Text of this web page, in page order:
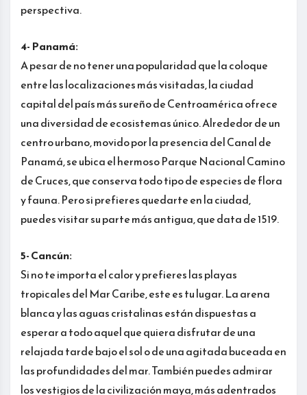
perspectiva.
4- Panamá:
A pesar de no tener una popularidad que la coloque
entre las localizaciones más visitadas, la ciudad
capital del país más sureño de Centroamérica ofrece
una diversidad de ecosistemas único. Alrededor de un
centro urbano, movido por la presencia del Canal de
Panamá, se ubica el hermoso Parque Nacional Camino
de Cruces, que conserva todo tipo de especies de flora
y fauna. Pero si prefieres quedarte en la ciudad,
puedes visitar su parte más antigua, que data de 1519.
5- Cancún:
Si no te importa el calor y prefieres las playas
tropicales del Mar Caribe, este es tu lugar. La arena
blanca y las aguas cristalinas están dispuestas a
esperar a todo aquel que quiera disfrutar de una
relajada tarde bajo el sol o de una agitada buceada en
las profundidades del mar. También puedes admirar
los vestigios de la civilización maya, más adentrados